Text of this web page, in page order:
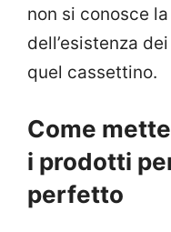
non si conosce
dell’esistenza
quel cassettino.
Come
i prodotti
perfetto